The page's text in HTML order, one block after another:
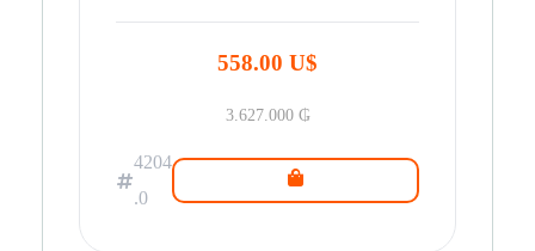
558.00 U$
3.627.000 ₲
4204
.0